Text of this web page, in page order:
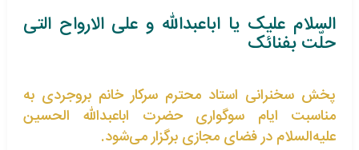
السلام علیک یا اباعبدالله و علی الارواح التی
حلّت بفنائک
پخش سخنرانی استاد محترم سرکار خانم بروجردی به
مناسبت ایام سوگواری حضرت اباعبدالله الحسین
علیه‌السلام در فضای مجازی برگزار می‌شود.